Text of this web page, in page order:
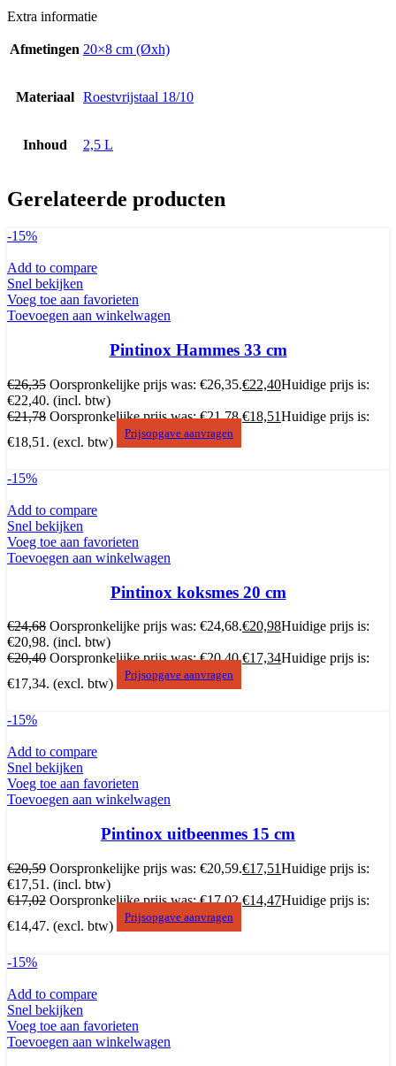
Extra informatie
Afmetingen 20×8 cm (Øxh)
Materiaal Roestvrijstaal 18/10
Inhoud 2,5 L
Gerelateerde producten
-15%
Add to compare
Snel bekijken
Voeg toe aan favorieten
Toevoegen aan winkelwagen
Pintinox Hammes 33 cm
€26,35 Oorspronkelijke prijs was: €26,35.€22,40Huidige prijs is:
€22,40. (incl. btw)
€21,78 Oorspronkelijke prijs was: €21,78.€18,51Huidige prijs is:
€18,51. (excl. btw)
Prijsopgave aanvragen
-15%
Add to compare
Snel bekijken
Voeg toe aan favorieten
Toevoegen aan winkelwagen
Pintinox koksmes 20 cm
€24,68 Oorspronkelijke prijs was: €24,68.€20,98Huidige prijs is:
€20,98. (incl. btw)
€20,40 Oorspronkelijke prijs was: €20,40.€17,34Huidige prijs is:
€17,34. (excl. btw)
Prijsopgave aanvragen
-15%
Add to compare
Snel bekijken
Voeg toe aan favorieten
Toevoegen aan winkelwagen
Pintinox uitbeenmes 15 cm
€20,59 Oorspronkelijke prijs was: €20,59.€17,51Huidige prijs is:
€17,51. (incl. btw)
€17,02 Oorspronkelijke prijs was: €17,02.€14,47Huidige prijs is:
€14,47. (excl. btw)
Prijsopgave aanvragen
-15%
Add to compare
Snel bekijken
Voeg toe aan favorieten
Toevoegen aan winkelwagen